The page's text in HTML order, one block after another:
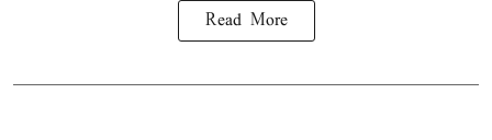
Read More